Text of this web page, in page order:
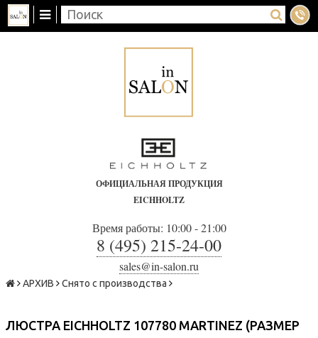
ОФИЦИАЛЬНАЯ ПРОДУКЦИЯ
EICHHOLTZ
Время работы: 10:00 - 21:00
8 (495) 215-24-00
sales@in-salon.ru
АРХИВ Снято с производства
ЛЮСТРА EICHHOLTZ 107780 MARTINEZ (РАЗМЕР